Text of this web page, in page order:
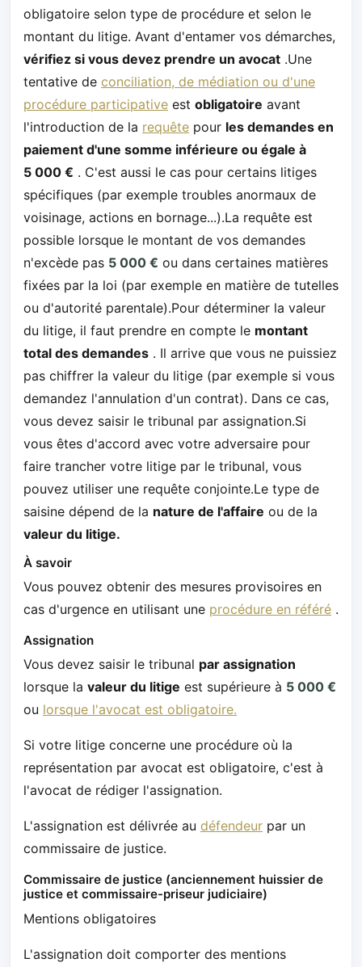
obligatoire selon type de procédure et selon le
montant du litige. Avant d'entamer vos démarches,
vérifiez si vous devez prendre un avocat .Une
tentative de conciliation, de médiation ou d'une
procédure participative est obligatoire avant
l'introduction de la requête pour les demandes en
paiement d'une somme inférieure ou égale à
5 000 € . C'est aussi le cas pour certains litiges
spécifiques (par exemple troubles anormaux de
voisinage, actions en bornage...).La requête est
possible lorsque le montant de vos demandes
n'excède pas 5 000 € ou dans certaines matières
fixées par la loi (par exemple en matière de tutelles
ou d'autorité parentale).Pour déterminer la valeur
du litige, il faut prendre en compte le montant
total des demandes . Il arrive que vous ne puissiez
pas chiffrer la valeur du litige (par exemple si vous
demandez l'annulation d'un contrat). Dans ce cas,
vous devez saisir le tribunal par assignation.Si
vous êtes d'accord avec votre adversaire pour
faire trancher votre litige par le tribunal, vous
pouvez utiliser une requête conjointe.Le type de
saisine dépend de la nature de l'affaire ou de la
valeur du litige.
À savoir
Vous pouvez obtenir des mesures provisoires en
cas d'urgence en utilisant une procédure en référé .
Assignation
Vous devez saisir le tribunal par assignation
lorsque la valeur du litige est supérieure à 5 000 €
ou lorsque l'avocat est obligatoire.
Si votre litige concerne une procédure où la
représentation par avocat est obligatoire, c'est à
l'avocat de rédiger l'assignation.
L'assignation est délivrée au défendeur par un
commissaire de justice.
Commissaire de justice (anciennement huissier de
justice et commissaire-priseur judiciaire)
Mentions obligatoires
L'assignation doit comporter des mentions